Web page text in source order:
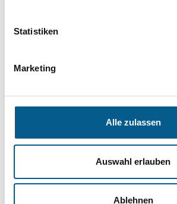
Statistiken
Marketing
Alle zulassen
Auswahl erlauben
Ablehnen
Kategorien verfeinert werden.
Aktive Filter:
Kategorie: Tierschutz Alle Filter
Nichts gefunden für "".